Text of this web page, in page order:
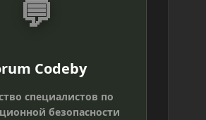
💬
Codeby
специалистов по
безопасности